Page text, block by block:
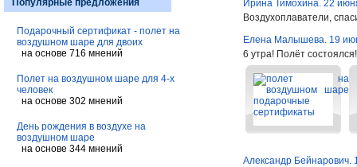
Подарочный сертификат - полет на
воздушном шаре для двоих
на основе 716 мнений
Полет на воздушном шаре для 4-х
человек
на основе 302 мнений
День рождения в воздухе на
воздушном шаре
на основе 344 мнений
Ирина Тимохина. 22
Воздухоплаватели,
Елена Малышева. 19
6 утра! Полёт
Александр Бейнарович.